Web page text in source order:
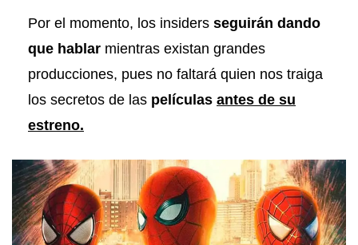
Por el momento, los insiders seguirán dando
que hablar mientras existan grandes
producciones, pues no faltará quien nos traiga
los secretos de las películas antes de su
estreno.